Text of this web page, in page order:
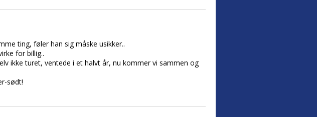
ting, føler han sig måske usikker..
for billig..
ikke turet, ventede i et halvt år, nu kommer vi sammen og
sødt!